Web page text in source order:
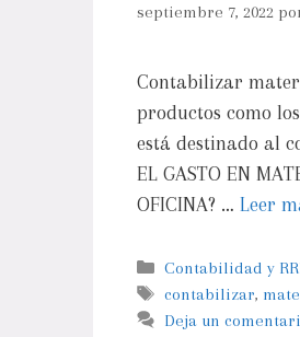
septiembre 7, 2022
Contabilizar
productos como
está destinado al
EL GASTO EN
OFICINA? … Leer
Contabilidad y
contabilizar,
Deja un